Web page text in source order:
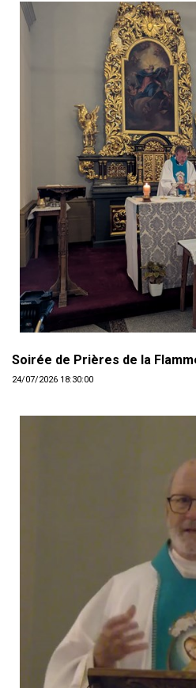
Soirée de Prières de la
24/07/2026 18:30:00